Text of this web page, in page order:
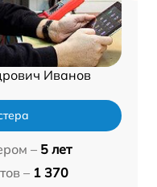
Иванов
– 5 лет
– 1 370